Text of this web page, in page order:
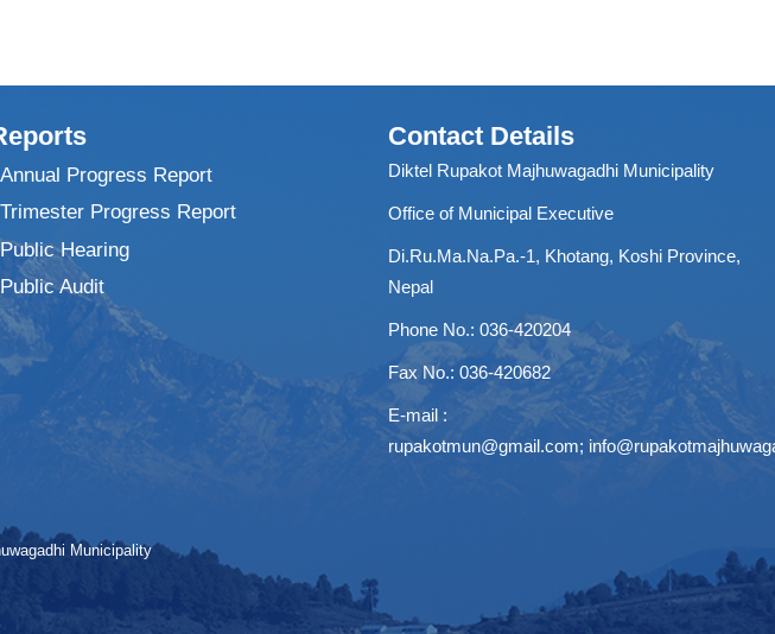
Annual Progress Report
Trimester Progress Report
Public Hearing
Public Audit
Contact Details
Diktel Rupakot Majhuwagadhi Municipality
Office of Municipal Executive
Di.Ru.Ma.Na.Pa.-1, Khotang, Koshi Province,
Nepal
Phone No.: 036-420204
Fax No.: 036-420682
E-mail :
rupakotmun@gmail.com;
Municipality